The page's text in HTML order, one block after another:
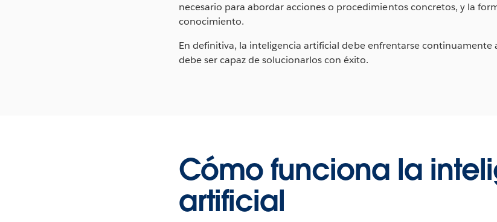
necesario para abordar acciones o procedimientos concretos, y la
conocimiento.
En definitiva, la inteligencia artificial debe enfrentarse continuamente
debe ser capaz de solucionarlos con éxito.
Cómo funciona la
artificial